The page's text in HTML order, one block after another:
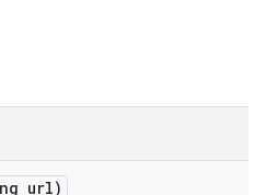
url)